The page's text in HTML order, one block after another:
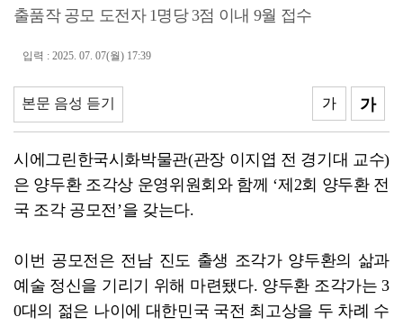
전남 양궁, 회장기 전국대회서 ‘금빛 과녁’
광양제철소, 독거노인 지원금 4000만원 전달
여수세계섬박람회 성공 향해 자원봉사자 나선다
전남광주 관광 매력 사진에 담는다
전남광주특별시, 체류형 산림관광 키운다
출품작 공모 도전자 1명당 3점 이내 9월 접수
입력 : 2025. 07. 07(월) 17:39
본문 음성 듣기 가
가
시에그린한국시화박물관(관장 이지엽 전 경기대 교수)
은 양두환 조각상 운영위원회와 함께 ‘제2회 양두환 전
국 조각 공모전’을 갖는다.
이번 공모전은 전남 진도 출생 조각가 양두환의 삶과
예술 정신을 기리기 위해 마련됐다. 양두환 조각가는 3
0대의 젊은 나이에 대한민국 국전 최고상을 두 차례 수